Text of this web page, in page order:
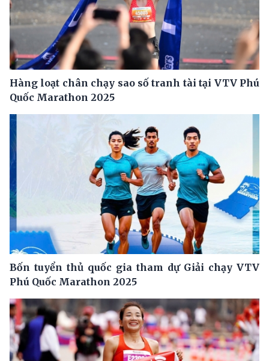
Hàng loạt chân chạy sao số tranh tài tại VTV Phú
Quốc Marathon 2025
Bốn tuyển thủ quốc gia tham dự Giải chạy VTV
Phú Quốc Marathon 2025